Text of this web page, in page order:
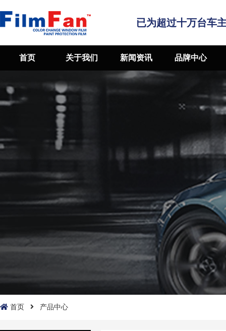
已为超过十万台车
首页 关于我们 新闻资讯 品牌中心
首页 产品中心